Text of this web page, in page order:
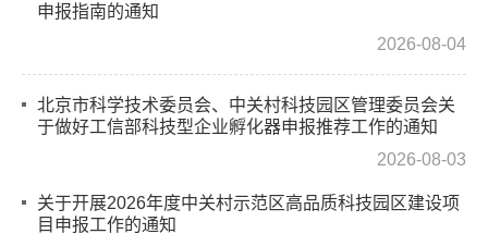
申报指南的通知
2026-08-04
北京市科学技术委员会、中关村科技园区管理委员会关
于做好工信部科技型企业孵化器申报推荐工作的通知
2026-08-03
关于开展2026年度中关村示范区高品质科技园区建设项
目申报工作的通知